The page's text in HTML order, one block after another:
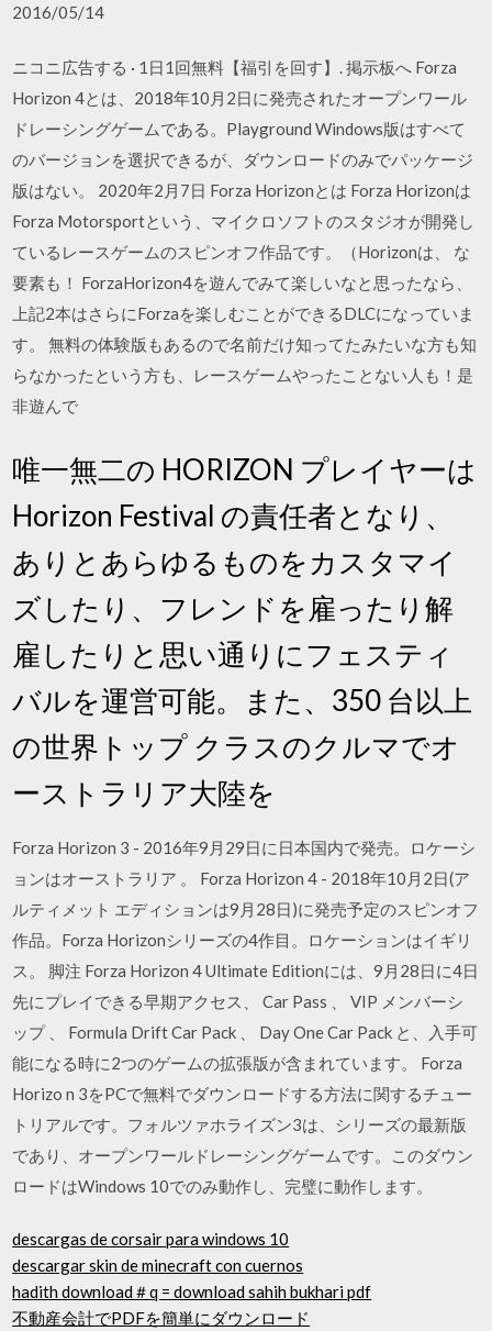
2016/05/14
ニコニ広告する · 1日1回無料【福引を回す】. 掲示板へ Forza
Horizon 4とは、2018年10月2日に発売されたオープンワール
ドレーシングゲームである。Playground Windows版はすべて
のバージョンを選択できるが、ダウンロードのみでパッケージ
版はない。 2020年2月7日 Forza Horizonとは Forza Horizonは
Forza Motorsportという、マイクロソフトのスタジオが開発し
ているレースゲームのスピンオフ作品です。（Horizonは、 な
要素も！ ForzaHorizon4を遊んでみて楽しいなと思ったなら、
上記2本はさらにForzaを楽しむことができるDLCになっていま
す。 無料の体験版もあるので名前だけ知ってたみたいな方も知
らなかったという方も、レースゲームやったことない人も！是
非遊んで
唯一無二の HORIZON プレイヤーは
Horizon Festival の責任者となり、
ありとあらゆるものをカスタマイ
ズしたり、フレンドを雇ったり解
雇したりと思い通りにフェスティ
バルを運営可能。また、350 台以上
の世界トップ クラスのクルマでオ
ーストラリア大陸を
Forza Horizon 3 - 2016年9月29日に日本国内で発売。ロケーシ
ョンはオーストラリア 。 Forza Horizon 4 - 2018年10月2日(ア
ルティメット エディションは9月28日)に発売予定のスピンオフ
作品。Forza Horizonシリーズの4作目。ロケーションはイギリ
ス。 脚注 Forza Horizon 4 Ultimate Editionには、9月28日に4日
先にプレイできる早期アクセス、 Car Pass 、 VIP メンバーシ
ップ 、 Formula Drift Car Pack 、 Day One Car Pack と、入手可
能になる時に2つのゲームの拡張版が含まれています。 Forza
Horizo n 3をPCで無料でダウンロードする方法に関するチュー
トリアルです。フォルツァホライズン3は、シリーズの最新版
であり、オープンワールドレーシングゲームです。このダウン
ロードはWindows 10でのみ動作し、完璧に動作します。
descargas de corsair para windows 10
descargar skin de minecraft con cuernos
hadith download＃q = download sahih bukhari pdf
不動産会計でPDFを簡単にダウンロード